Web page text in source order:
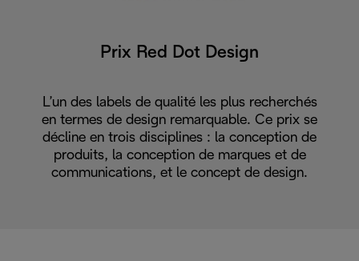
Prix Red Dot Design
L’un des labels de qualité les plus recherchés
en termes de design remarquable. Ce prix se
décline en trois disciplines : la conception de
produits, la conception de marques et de
communications, et le concept de design.